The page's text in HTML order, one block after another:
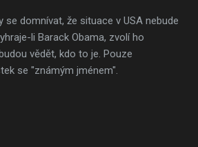
se domnívat, že situace v USA nebude
li Barack Obama, zvolí ho
vědět, kdo to je. Pouze
se "známým jménem".